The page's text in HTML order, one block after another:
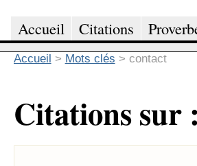
Accueil Citations
Accueil > Mots clés > contact
Citations sur